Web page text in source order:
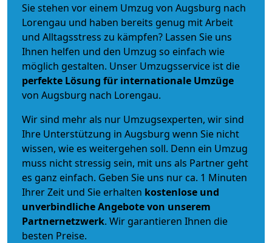
Sie stehen vor einem Umzug von Augsburg nach
Lorengau und haben bereits genug mit Arbeit
und Alltagsstress zu kämpfen? Lassen Sie uns
Ihnen helfen und den Umzug so einfach wie
möglich gestalten. Unser Umzugsservice ist die
perfekte Lösung für internationale Umzüge
von Augsburg nach Lorengau.
Wir sind mehr als nur Umzugsexperten, wir sind
Ihre Unterstützung in Augsburg wenn Sie nicht
wissen, wie es weitergehen soll. Denn ein Umzug
muss nicht stressig sein, mit uns als Partner geht
es ganz einfach. Geben Sie uns nur ca. 1 Minuten
Ihrer Zeit und Sie erhalten kostenlose und
unverbindlicheAngebote von unserem
Partnernetzwerk. Wir garantieren Ihnen die
besten Preise.